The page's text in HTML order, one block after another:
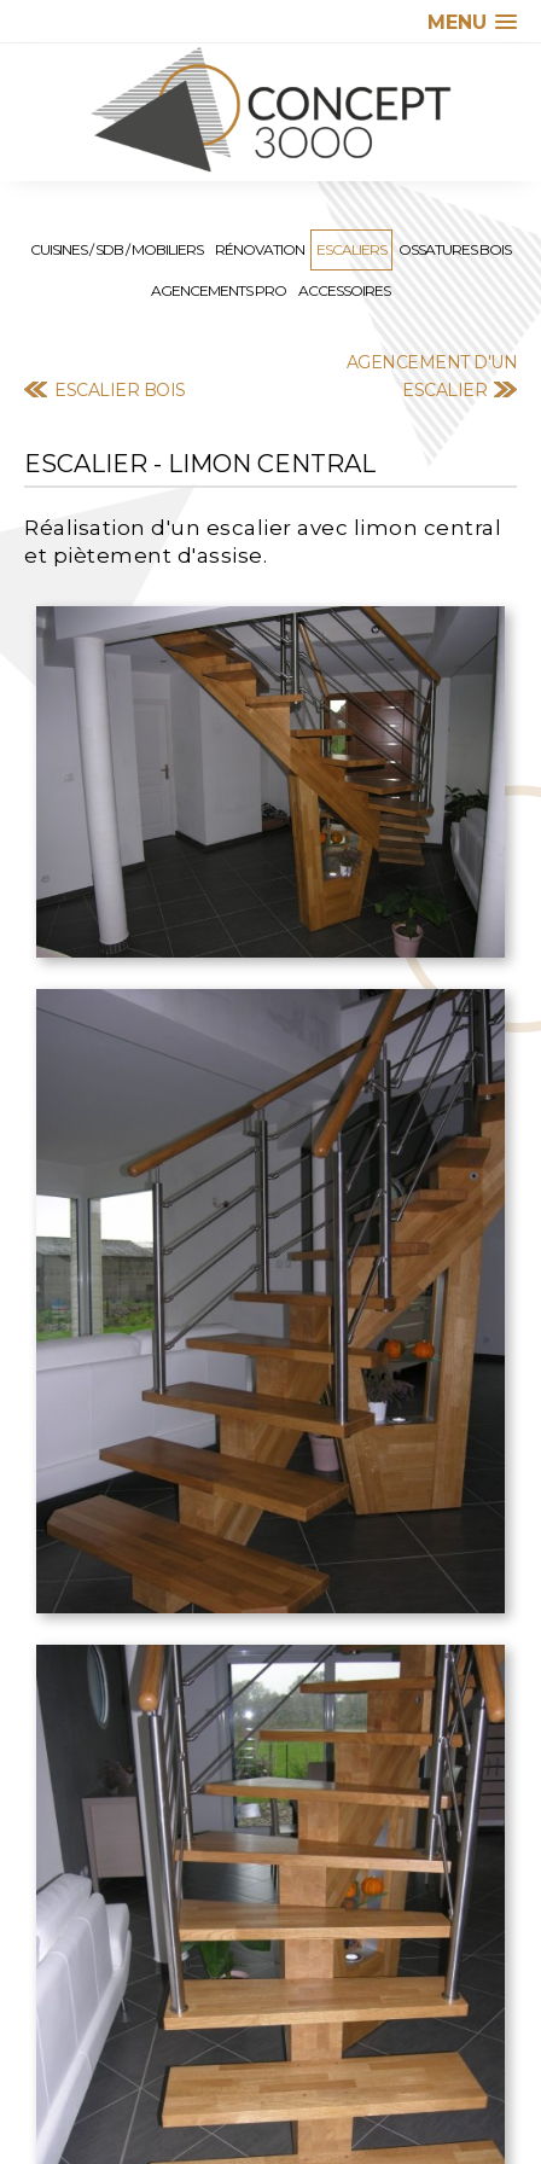
MENU
CUISINES / SDB / MOBILIERS RÉNOVATION ESCALIERS OSSATURES BOIS
AGENCEMENTS PRO ACCESSOIRES
ESCALIER BOIS
AGENCEMENT D'UN
ESCALIER
ESCALIER - LIMON CENTRAL
Réalisation d'un escalier avec limon central
et piètement d'assise.